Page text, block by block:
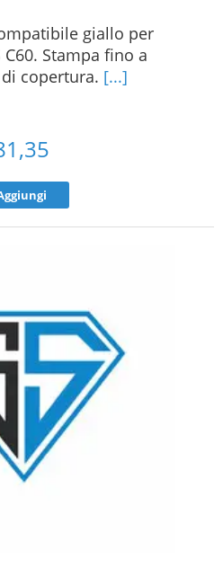
giallo per
C60. Stampa fino a
copertura. [...]